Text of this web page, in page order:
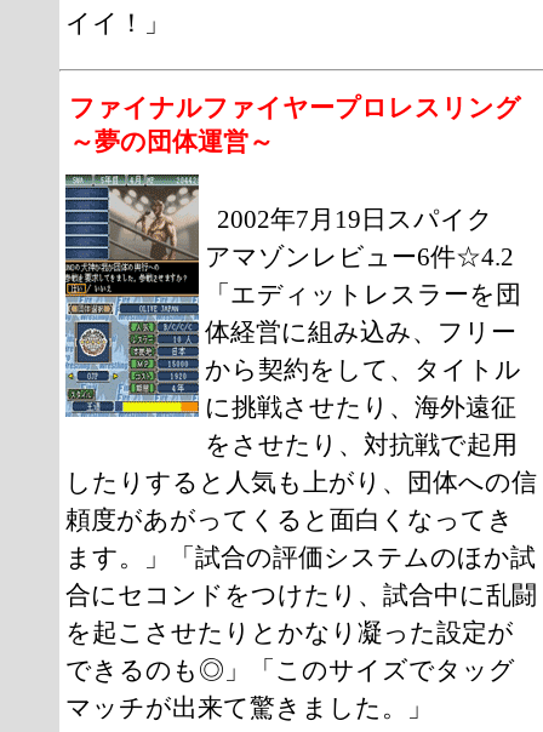
イイ！」
ファイナルファイヤープロレスリング
～夢の団体運営～
2002年7月19日スパイク
アマゾンレビュー6件☆4.2
「エディットレスラーを団
体経営に組み込み、フリー
から契約をして、タイトル
に挑戦させたり、海外遠征
をさせたり、対抗戦で起用
したりすると人気も上がり、団体への信
頼度があがってくると面白くなってき
ます。」「試合の評価システムのほか試
合にセコンドをつけたり、試合中に乱闘
を起こさせたりとかなり凝った設定が
できるのも◎」「このサイズでタッグ
マッチが出来て驚きました。」